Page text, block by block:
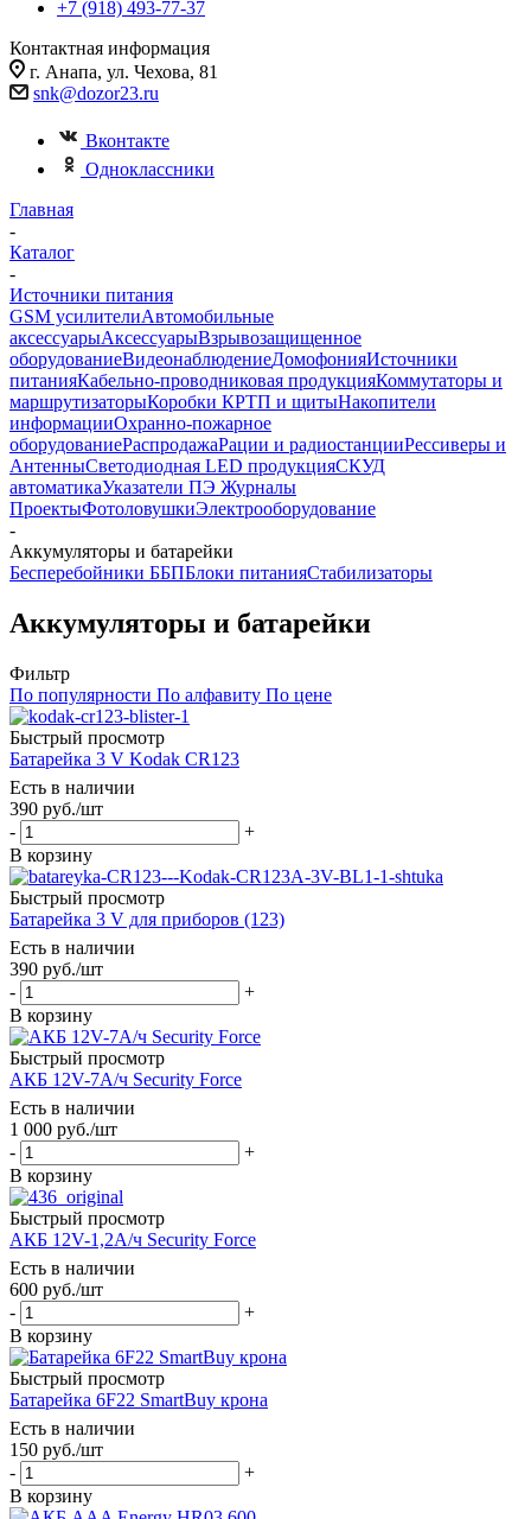
+7 (918) 493-77-37
Контактная информация
г. Анапа, ул. Чехова, 81
snk@dozor23.ru
Вконтакте
Одноклассники
Главная
-
Каталог
-
Источники питания
GSM усилителиАвтомобильные
аксессуарыАксессуарыВзрывозащищенное
оборудованиеВидеонаблюдениеДомофонияИсточники
питанияКабельно-проводниковая продукцияКоммутаторы и
маршрутизаторыКоробки КРТП и щитыНакопители
информацииОхранно-пожарное
оборудованиеРаспродажаРации и радиостанцииРессиверы и
АнтенныСветодиодная LED продукцияСКУД
автоматикаУказатели ПЭ Журналы
ПроектыФотоловушкиЭлектрооборудование
-
Аккумуляторы и батарейки
Бесперебойники ББПБлоки питанияСтабилизаторы
Аккумуляторы и батарейки
Фильтр
По популярности По алфавиту По цене
Быстрый просмотр
Батарейка 3 V Kodak CR123
Есть в наличии
390 руб./шт
-
+
В корзину
Быстрый просмотр
Батарейка 3 V для приборов (123)
Есть в наличии
390 руб./шт
-
+
В корзину
Быстрый просмотр
АКБ 12V-7А/ч Seсurity Force
Есть в наличии
1 000 руб./шт
-
+
В корзину
Быстрый просмотр
АКБ 12V-1,2А/ч Security Force
Есть в наличии
600 руб./шт
-
+
В корзину
Быстрый просмотр
Батарейка 6F22 SmartBuy крона
Есть в наличии
150 руб./шт
-
+
В корзину